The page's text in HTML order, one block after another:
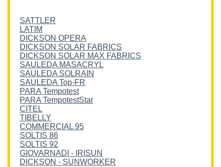
SATTLER
LATIM
DICKSON OPERA
DICKSON SOLAR FABRICS
DICKSON SOLAR MAX FABRICS
SAULEDA MASACRYL
SAULEDA SOLRAIN
SAULEDA Top-FR
PARA Tempotest
PARA TempotestStar
CITEL
TIBELLY
COMMERCIAL 95
SOLTIS 86
SOLTIS 92
GIOVARNADI - IRISUN
DICKSON - SUNWORKER